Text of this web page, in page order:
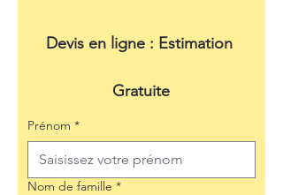
Devis en ligne : Estimation
Gratuite
Prénom *
Nom de famille *